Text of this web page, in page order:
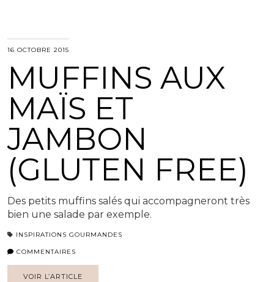
16 OCTOBRE 2015
MUFFINS AUX
MAÏS ET
JAMBON
(GLUTEN FREE)
Des petits muffins salés qui accompagneront très
bien une salade par exemple.
INSPIRATIONS GOURMANDES
COMMENTAIRES
VOIR L’ARTICLE